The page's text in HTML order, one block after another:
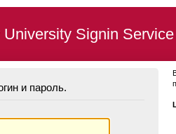
University Signin Service
и пароль.